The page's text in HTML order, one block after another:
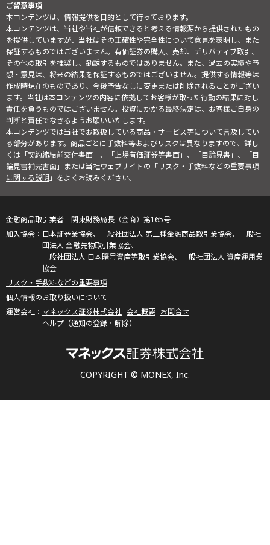
ご留意事項
本コンテンツは、情報提供を目的として行っております。
本コンテンツは、当社や当社が信頼できると考える情報源から提供されたもの
を提供していますが、当社はその正確性や完全性について意見を表明し、また
保証するものではございません。有価証券の購入、売却、デリバティブ取引、
その他の取引を推奨し、勧誘するものではありません。また、過去の実績や予
想・意見は、将来の結果を保証するものではございません。提供する情報等は
作成時現在のものであり、今後予告なしに変更または削除されることがござい
ます。当社は本コンテンツの内容に依拠してお客様が取った行動の結果に対し
責任を負うものではございません。投資にかかる最終決定は、お客様ご自身の
判断と責任でなさるようお願いいたします。
本コンテンツでは当社でお取扱している商品・サービス等について言及してい
る部分があります。商品ごとに手数料等およびリスクは異なりますので、詳し
くは「契約締結前交付書面」、「上場有価証券等書面」、「目論見書」、「目
論見書補完書面」または当社ウェブサイトの「リスク・手数料などの重要事項
に関する説明」をよくお読みください。
COPYRIGHT © MONEX, Inc.
金融商品取引業者 関東財務局長（金商）第165号
日本証券業協会、一般社団法人 第二種金融商品取引業協会、一般社
団法人 金融先物取引業協会、
一般社団法人 日本暗号資産等取引業協会、一般社団法人 資産運用業
協会
リスク・手数料などの重要事項
個人情報のお取り扱いについて
マネックス証券株式会社 会社概要 お問合せ
ヘルプ（通知の登録・解除）